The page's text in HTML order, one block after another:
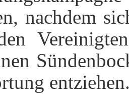
nachdem